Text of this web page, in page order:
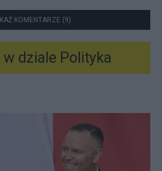
KOMENTARZE (9)
w dziale Polityka